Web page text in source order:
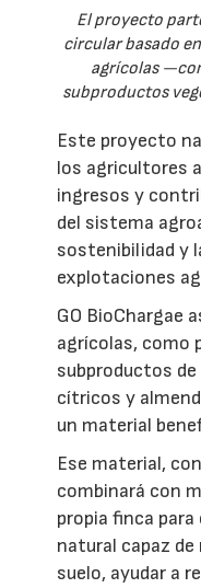
El proyecto
circular basado
agrícolas
subproductos
Este proyecto
los agricultores
ingresos y
del sistema
sostenibilidad y
explotaciones
GO BioChargae
agrícolas, como
subproductos
cítricos y
un material
Ese material,
combinará con
propia finca
natural capaz
suelo, ayudar a